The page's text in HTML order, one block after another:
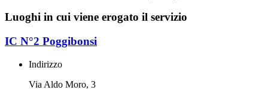
Luoghi in cui viene erogato il servizio
IC N°2 Poggibonsi
Indirizzo
Via Aldo Moro, 3